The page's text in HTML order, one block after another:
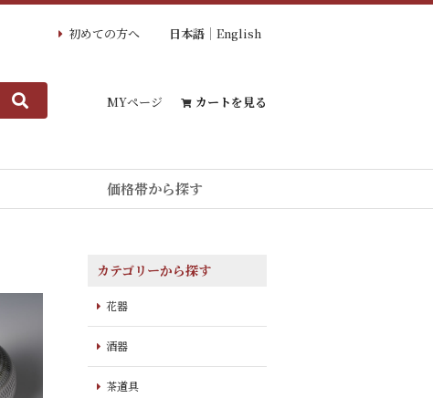
初めての方へ 日本語 English
MYページ カートを見る
価格帯から探す
カテゴリーから探す
花器
酒器
茶道具